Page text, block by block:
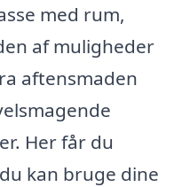
med rum,
af muligheder
aftensmaden
Her får du
kan bruge dine